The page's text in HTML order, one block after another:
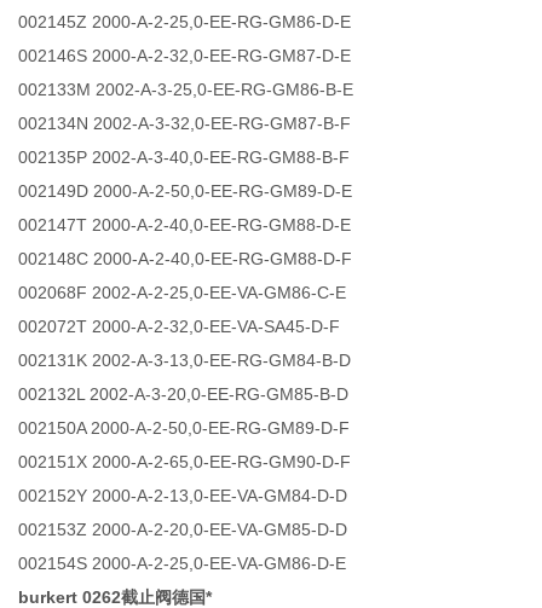
002145Z 2000-A-2-25,0-EE-RG-GM86-D-E
002146S 2000-A-2-32,0-EE-RG-GM87-D-E
002133M 2002-A-3-25,0-EE-RG-GM86-B-E
002134N 2002-A-3-32,0-EE-RG-GM87-B-F
002135P 2002-A-3-40,0-EE-RG-GM88-B-F
002149D 2000-A-2-50,0-EE-RG-GM89-D-E
002147T 2000-A-2-40,0-EE-RG-GM88-D-E
002148C 2000-A-2-40,0-EE-RG-GM88-D-F
002068F 2002-A-2-25,0-EE-VA-GM86-C-E
002072T 2000-A-2-32,0-EE-VA-SA45-D-F
002131K 2002-A-3-13,0-EE-RG-GM84-B-D
002132L 2002-A-3-20,0-EE-RG-GM85-B-D
002150A 2000-A-2-50,0-EE-RG-GM89-D-F
002151X 2000-A-2-65,0-EE-RG-GM90-D-F
002152Y 2000-A-2-13,0-EE-VA-GM84-D-D
002153Z 2000-A-2-20,0-EE-VA-GM85-D-D
002154S 2000-A-2-25,0-EE-VA-GM86-D-E
burkert 0262截止阀德国*